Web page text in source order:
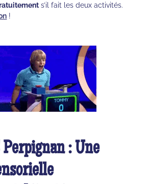
s’il fait les deux activités.
!
: Une